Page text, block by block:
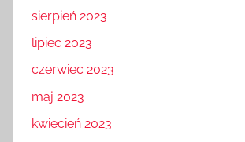
sierpień 2023
lipiec 2023
czerwiec 2023
maj 2023
kwiecień 2023